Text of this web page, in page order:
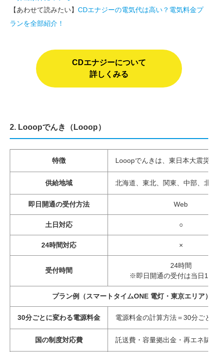
【あわせて読みたい】 CDエナジーの電気代は高い？電気料金プ
ランを全部紹介！
CDエナジーについて
詳しくみる
2. Looopでんき（Looop）
特徴 Looopでんきは、東日本大震災
供給地域 北海道、東北、関東、中部、北
即日開通の受付方法 Web
土日対応 ○
24時間対応 ×
受付時間
24時間
※即日開通の受付は当日15
プラン例（スマートタイムONE 電灯・東京エリア）
30分ごとに変わる電源料金 電源料金の計算方法＝30分ごと
国の制度対応費 託送費・容量拠出金・再エネ賦